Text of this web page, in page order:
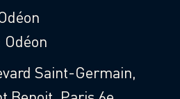
Odéon
Saint-Germain,